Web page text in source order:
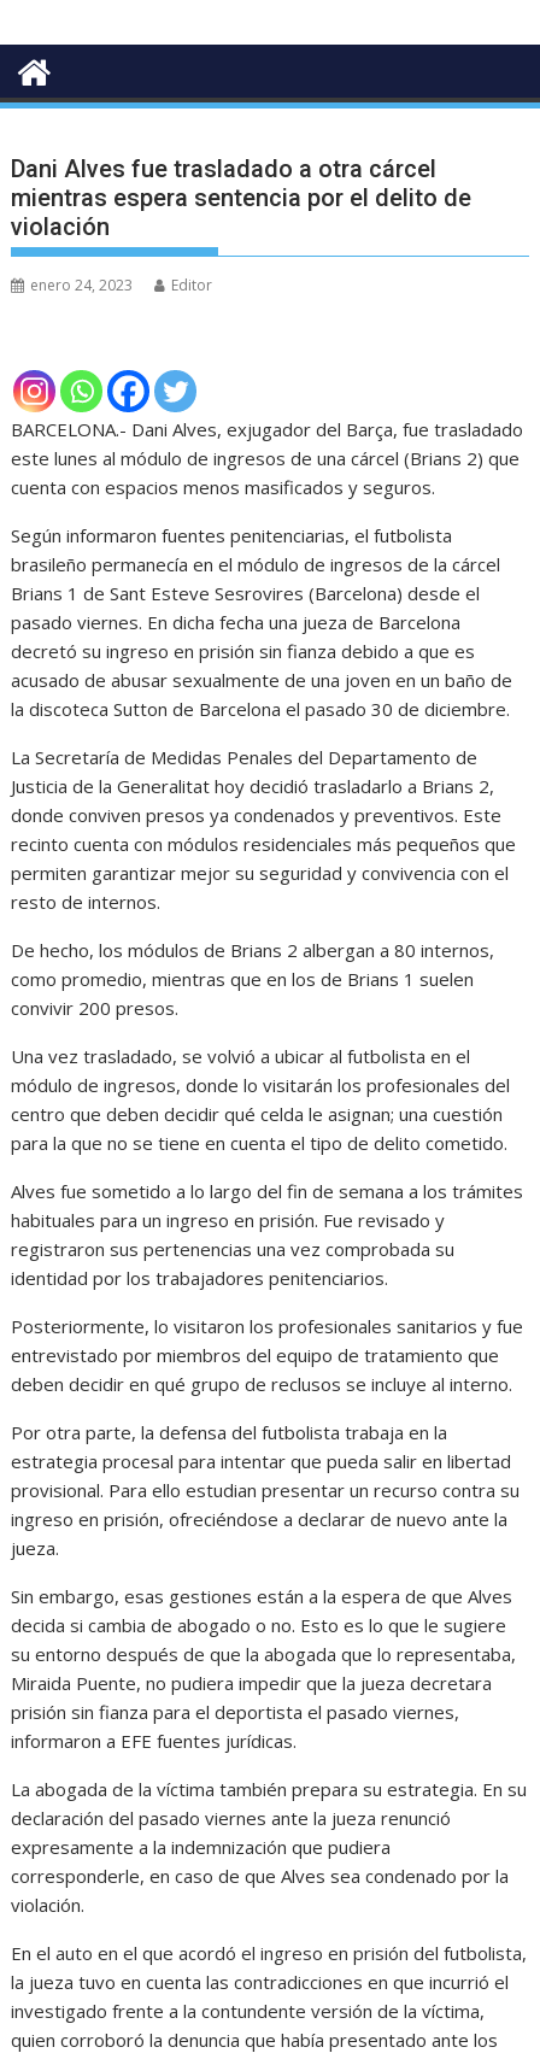
Dani Alves fue trasladado a otra cárcel
mientras espera sentencia por el delito de
violación
enero 24, 2023 Editor
BARCELONA.- Dani Alves, exjugador del Barça, fue trasladado
este lunes al módulo de ingresos de una cárcel (Brians 2) que
cuenta con espacios menos masificados y seguros.
Según informaron fuentes penitenciarias, el futbolista
brasileño permanecía en el módulo de ingresos de la cárcel
Brians 1 de Sant Esteve Sesrovires (Barcelona) desde el
pasado viernes. En dicha fecha una jueza de Barcelona
decretó su ingreso en prisión sin fianza debido a que es
acusado de abusar sexualmente de una joven en un baño de
la discoteca Sutton de Barcelona el pasado 30 de diciembre.
La Secretaría de Medidas Penales del Departamento de
Justicia de la Generalitat hoy decidió trasladarlo a Brians 2,
donde conviven presos ya condenados y preventivos. Este
recinto cuenta con módulos residenciales más pequeños que
permiten garantizar mejor su seguridad y convivencia con el
resto de internos.
De hecho, los módulos de Brians 2 albergan a 80 internos,
como promedio, mientras que en los de Brians 1 suelen
convivir 200 presos.
Una vez trasladado, se volvió a ubicar al futbolista en el
módulo de ingresos, donde lo visitarán los profesionales del
centro que deben decidir qué celda le asignan; una cuestión
para la que no se tiene en cuenta el tipo de delito cometido.
Alves fue sometido a lo largo del fin de semana a los trámites
habituales para un ingreso en prisión. Fue revisado y
registraron sus pertenencias una vez comprobada su
identidad por los trabajadores penitenciarios.
Posteriormente, lo visitaron los profesionales sanitarios y fue
entrevistado por miembros del equipo de tratamiento que
deben decidir en qué grupo de reclusos se incluye al interno.
Por otra parte, la defensa del futbolista trabaja en la
estrategia procesal para intentar que pueda salir en libertad
provisional. Para ello estudian presentar un recurso contra su
ingreso en prisión, ofreciéndose a declarar de nuevo ante la
jueza.
Sin embargo, esas gestiones están a la espera de que Alves
decida si cambia de abogado o no. Esto es lo que le sugiere
su entorno después de que la abogada que lo representaba,
Miraida Puente, no pudiera impedir que la jueza decretara
prisión sin fianza para el deportista el pasado viernes,
informaron a EFE fuentes jurídicas.
La abogada de la víctima también prepara su estrategia. En su
declaración del pasado viernes ante la jueza renunció
expresamente a la indemnización que pudiera
corresponderle, en caso de que Alves sea condenado por la
violación.
En el auto en el que acordó el ingreso en prisión del futbolista,
la jueza tuvo en cuenta las contradicciones en que incurrió el
investigado frente a la contundente versión de la víctima,
quien corroboró la denuncia que había presentado ante los